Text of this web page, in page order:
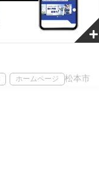
ホームページ 松本市